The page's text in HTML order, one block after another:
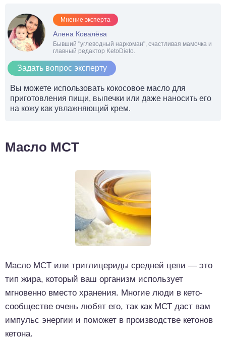
Мнение эксперта
Алена Ковалёва
Бывший "углеводный наркоман", счастливая мамочка и
главный редактор KetoDieto.
Задать вопрос эксперту
Вы можете использовать кокосовое масло для
приготовления пищи, выпечки или даже наносить его
на кожу как увлажняющий крем.
Масло MCT
Масло MCT или триглицериды средней цепи — это
тип жира, который ваш организм использует
мгновенно вместо хранения. Многие люди в кето-
сообществе очень любят его, так как МСТ даст вам
импульс энергии и поможет в производстве кетонов
кетона.